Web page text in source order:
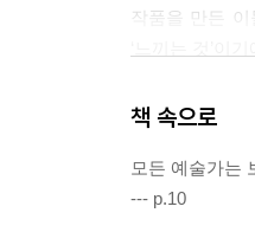
작품을 만든
어느 순간 우
책 속으로
모든 예술가는
--- p.10